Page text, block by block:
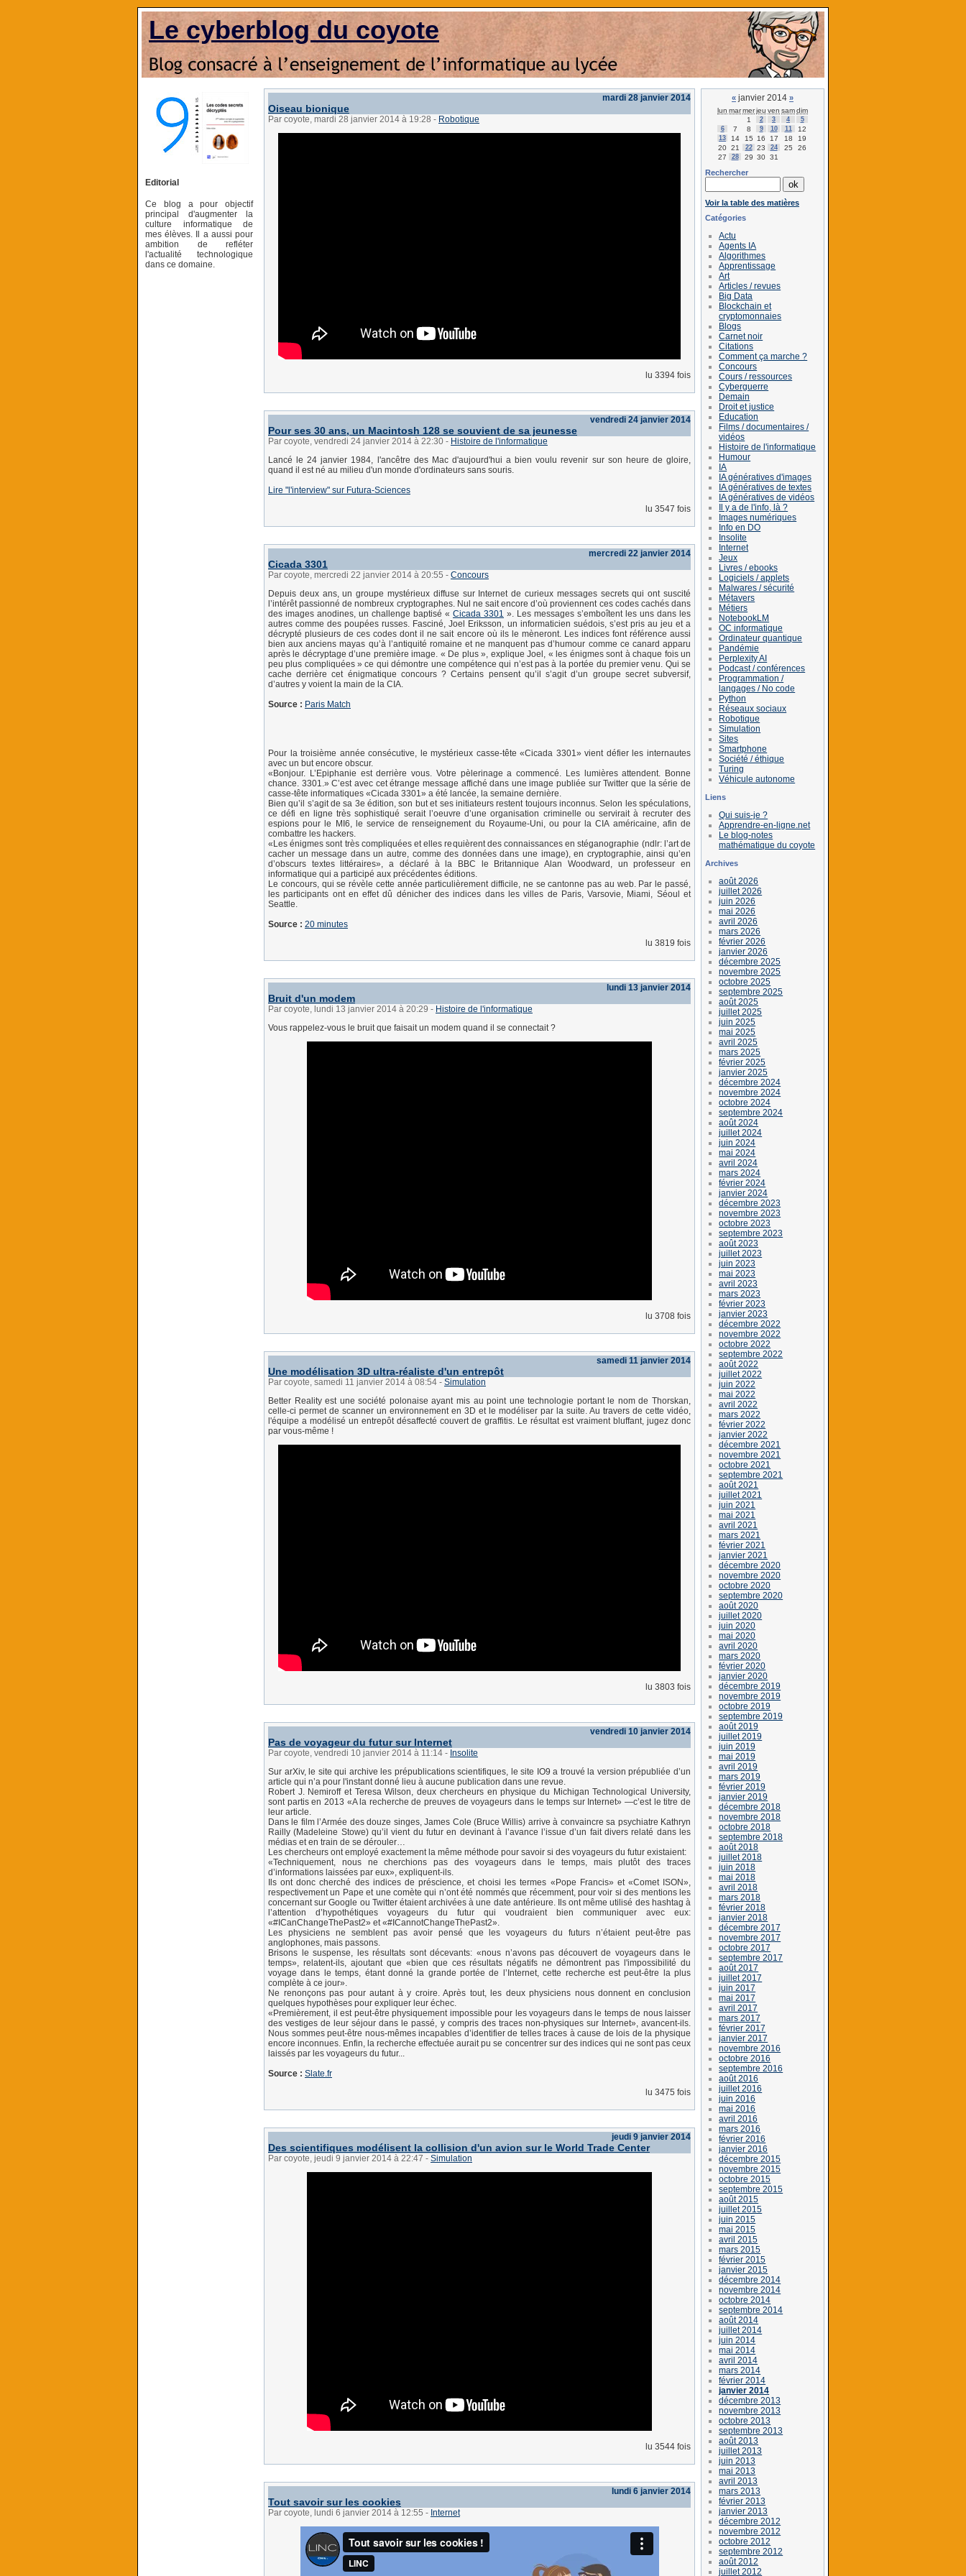
Le cyberblog du coyote
Editorial
Ce blog a pour objectif
principal d'augmenter la
culture informatique de
mes élèves. Il a aussi pour
ambition de refléter
l'actualité technologique
dans ce domaine.
mardi 28 janvier 2014
Oiseau bionique
Par coyote, mardi 28 janvier 2014 à 19:28 - Robotique
lu 3394 fois
vendredi 24 janvier 2014
Pour ses 30 ans, un Macintosh 128 se souvient de sa jeunesse
Par coyote, vendredi 24 janvier 2014 à 22:30 - Histoire de l'informatique
Lancé le 24 janvier 1984, l'ancêtre des Mac d'aujourd'hui a bien voulu revenir sur son heure de gloire,
quand il est né au milieu d'un monde d'ordinateurs sans souris.
Lire "l'interview" sur Futura-Sciences
lu 3547 fois
mercredi 22 janvier 2014
Cicada 3301
Par coyote, mercredi 22 janvier 2014 à 20:55 - Concours
Depuis deux ans, un groupe mystérieux diffuse sur Internet de curieux messages secrets qui ont suscité
l’intérêt passionné de nombreux cryptographes. Nul ne sait encore d’où proviennent ces codes cachés dans
des images anodines, un challenge baptisé « Cicada 3301 ». Les messages s’emboîtent les uns dans les
autres comme des poupées russes. Fasciné, Joel Eriksson, un informaticien suédois, s’est pris au jeu et a
décrypté plusieurs de ces codes dont il ne sait encore où ils le mèneront. Les indices font référence aussi
bien aux anciens mayas qu’à l’antiquité romaine et ne manquent pas d’humour comme ce canard apparu
après le décryptage d’une première image. « De plus », explique Joel, « les énigmes sont à chaque fois un
peu plus compliquées » ce qui démontre une compétence qui n’est pas à la portée du premier venu. Qui se
cache derrière cet énigmatique concours ? Certains pensent qu’il s’agit d’un groupe secret subversif,
d’autres y voient la main de la CIA.
Source : Paris Match
Pour la troisième année consécutive, le mystérieux casse-tête «Cicada 3301» vient défier les internautes
avec un but encore obscur.
«Bonjour. L’Epiphanie est derrière vous. Votre pèlerinage a commencé. Les lumières attendent. Bonne
chance. 3301.» C’est avec cet étrange message affiché dans une image publiée sur Twitter que la série de
casse-tête informatiques «Cicada 3301» a été lancée, la semaine dernière.
Bien qu’il s’agit de sa 3e édition, son but et ses initiateurs restent toujours inconnus. Selon les spéculations,
ce défi en ligne très sophistiqué serait l’oeuvre d’une organisation criminelle ou servirait à recruter des
espions pour le MI6, le service de renseignement du Royaume-Uni, ou pour la CIA américaine, afin de
combattre les hackers.
«Les énigmes sont très compliquées et elles requièrent des connaissances en stéganographie (ndlr: l’art de
cacher un message dans un autre, comme des données dans une image), en cryptographie, ainsi qu’en
d’obscurs textes littéraires», a déclaré à la BBC le Britannique Alan Woodward, un professeur en
informatique qui a participé aux précédentes éditions.
Le concours, qui se révèle cette année particulièrement difficile, ne se cantonne pas au web. Par le passé,
les participants ont en effet dû dénicher des indices dans les villes de Paris, Varsovie, Miami, Séoul et
Seattle.
Source : 20 minutes
lu 3819 fois
lundi 13 janvier 2014
Bruit d'un modem
Par coyote, lundi 13 janvier 2014 à 20:29 - Histoire de l'informatique
Vous rappelez-vous le bruit que faisait un modem quand il se connectait ?
lu 3708 fois
samedi 11 janvier 2014
Une modélisation 3D ultra-réaliste d'un entrepôt
Par coyote, samedi 11 janvier 2014 à 08:54 - Simulation
Better Reality est une société polonaise ayant mis au point une technologie portant le nom de Thorskan,
celle-ci permet de scanner un environnement en 3D et le modéliser par la suite. Au travers de cette vidéo,
l'équipe a modélisé un entrepôt désaffecté couvert de graffitis. Le résultat est vraiment bluffant, jugez donc
par vous-même !
lu 3803 fois
vendredi 10 janvier 2014
Pas de voyageur du futur sur Internet
Par coyote, vendredi 10 janvier 2014 à 11:14 - Insolite
Sur arXiv, le site qui archive les prépublications scientifiques, le site IO9 a trouvé la version prépubliée d’un
article qui n’a pour l'instant donné lieu à aucune publication dans une revue.
Robert J. Nemiroff et Teresa Wilson, deux chercheurs en physique du Michigan Technological University,
sont partis en 2013 «A la recherche de preuves de voyageurs dans le temps sur Internet» —c’est le titre de
leur article.
Dans le film l’Armée des douze singes, James Cole (Bruce Willis) arrive à convaincre sa psychiatre Kathryn
Railly (Madeleine Stowe) qu’il vient du futur en devinant à l’avance l’issue d’un fait divers relaté dans les
médias et en train de se dérouler…
Les chercheurs ont employé exactement la même méthode pour savoir si des voyageurs du futur existaient:
«Techniquement, nous ne cherchions pas des voyageurs dans le temps, mais plutôt des traces
d’informations laissées par eux», expliquent-ils.
Ils ont donc cherché des indices de préscience, et choisi les termes «Pope Francis» et «Comet ISON»,
respectivement un Pape et une comète qui n’ont été nommés que récemment, pour voir si des mentions les
concernant sur Google ou Twitter étaient archivées à une date antérieure. Ils ont même utilisé des hashtag à
l’attention d’hypothétiques voyageurs du futur qui voudraient bien communiquer avec eux:
«#ICanChangeThePast2» et «#ICannotChangeThePast2».
Les physiciens ne semblent pas avoir pensé que les voyageurs du futurs n’étaient peut-être pas
anglophones, mais passons.
Brisons le suspense, les résultats sont décevants: «nous n’avons pas découvert de voyageurs dans le
temps», relatent-ils, ajoutant que «bien que ces résultats négatifs ne démontrent pas l'impossibilité du
voyage dans le temps, étant donné la grande portée de l’Internet, cette recherche est peut-être la plus
complète à ce jour».
Ne renonçons pas pour autant à y croire. Après tout, les deux physiciens nous donnent en conclusion
quelques hypothèses pour expliquer leur échec.
«Premièrement, il est peut-être physiquement impossible pour les voyageurs dans le temps de nous laisser
des vestiges de leur séjour dans le passé, y compris des traces non-physiques sur Internet», avancent-ils.
Nous sommes peut-être nous-mêmes incapables d’identifier de telles traces à cause de lois de la physique
encore inconnues. Enfin, la recherche effectuée aurait pu se concentrer sur des indices qui ne sont pas ceux
laissés par les voyageurs du futur...
Source : Slate.fr
lu 3475 fois
jeudi 9 janvier 2014
Des scientifiques modélisent la collision d'un avion sur le World Trade Center
Par coyote, jeudi 9 janvier 2014 à 22:47 - Simulation
lu 3544 fois
lundi 6 janvier 2014
Tout savoir sur les cookies
Par coyote, lundi 6 janvier 2014 à 12:55 - Internet
« janvier 2014 »
lun marmerjeu ven samdim
1
2 3 4
5
6
7 8 9 10 11 12
13 14 15 16 17 18
19
20 21 22 23 24 25
26
27
28 29 30 31
Rechercher
Voir la table des matières
Catégories
Actu
Agents IA
Algorithmes
Apprentissage
Art
Articles / revues
Big Data
Blockchain et
cryptomonnaies
Blogs
Carnet noir
Citations
Comment ça marche ?
Concours
Cours / ressources
Cyberguerre
Demain
Droit et justice
Education
Films / documentaires /
vidéos
Histoire de l'informatique
Humour
IA
IA génératives d'images
IA génératives de textes
IA génératives de vidéos
Il y a de l'info, là ?
Images numériques
Info en DO
Insolite
Internet
Jeux
Livres / ebooks
Logiciels / applets
Malwares / sécurité
Métavers
Métiers
NotebookLM
OC informatique
Ordinateur quantique
Pandémie
Perplexity AI
Podcast / conférences
Programmation /
langages / No code
Python
Réseaux sociaux
Robotique
Simulation
Sites
Smartphone
Société / éthique
Turing
Véhicule autonome
Liens
Qui suis-je ?
Apprendre-en-ligne.net
Le blog-notes
mathématique du coyote
Archives
août 2026
juillet 2026
juin 2026
mai 2026
avril 2026
mars 2026
février 2026
janvier 2026
décembre 2025
novembre 2025
octobre 2025
septembre 2025
août 2025
juillet 2025
juin 2025
mai 2025
avril 2025
mars 2025
février 2025
janvier 2025
décembre 2024
novembre 2024
octobre 2024
septembre 2024
août 2024
juillet 2024
juin 2024
mai 2024
avril 2024
mars 2024
février 2024
janvier 2024
décembre 2023
novembre 2023
octobre 2023
septembre 2023
août 2023
juillet 2023
juin 2023
mai 2023
avril 2023
mars 2023
février 2023
janvier 2023
décembre 2022
novembre 2022
octobre 2022
septembre 2022
août 2022
juillet 2022
juin 2022
mai 2022
avril 2022
mars 2022
février 2022
janvier 2022
décembre 2021
novembre 2021
octobre 2021
septembre 2021
août 2021
juillet 2021
juin 2021
mai 2021
avril 2021
mars 2021
février 2021
janvier 2021
décembre 2020
novembre 2020
octobre 2020
septembre 2020
août 2020
juillet 2020
juin 2020
mai 2020
avril 2020
mars 2020
février 2020
janvier 2020
décembre 2019
novembre 2019
octobre 2019
septembre 2019
août 2019
juillet 2019
juin 2019
mai 2019
avril 2019
mars 2019
février 2019
janvier 2019
décembre 2018
novembre 2018
octobre 2018
septembre 2018
août 2018
juillet 2018
juin 2018
mai 2018
avril 2018
mars 2018
février 2018
janvier 2018
décembre 2017
novembre 2017
octobre 2017
septembre 2017
août 2017
juillet 2017
juin 2017
mai 2017
avril 2017
mars 2017
février 2017
janvier 2017
novembre 2016
octobre 2016
septembre 2016
août 2016
juillet 2016
juin 2016
mai 2016
avril 2016
mars 2016
février 2016
janvier 2016
décembre 2015
novembre 2015
octobre 2015
septembre 2015
août 2015
juillet 2015
juin 2015
mai 2015
avril 2015
mars 2015
février 2015
janvier 2015
décembre 2014
novembre 2014
octobre 2014
septembre 2014
août 2014
juillet 2014
juin 2014
mai 2014
avril 2014
mars 2014
février 2014
janvier 2014
décembre 2013
novembre 2013
octobre 2013
septembre 2013
août 2013
juillet 2013
juin 2013
mai 2013
avril 2013
mars 2013
février 2013
janvier 2013
décembre 2012
novembre 2012
octobre 2012
septembre 2012
août 2012
juillet 2012